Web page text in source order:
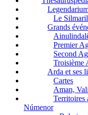
Le
Grands
Premier
Second
Troisième
Arda et ses
Cartes
Aman,
Territoires
Númenor